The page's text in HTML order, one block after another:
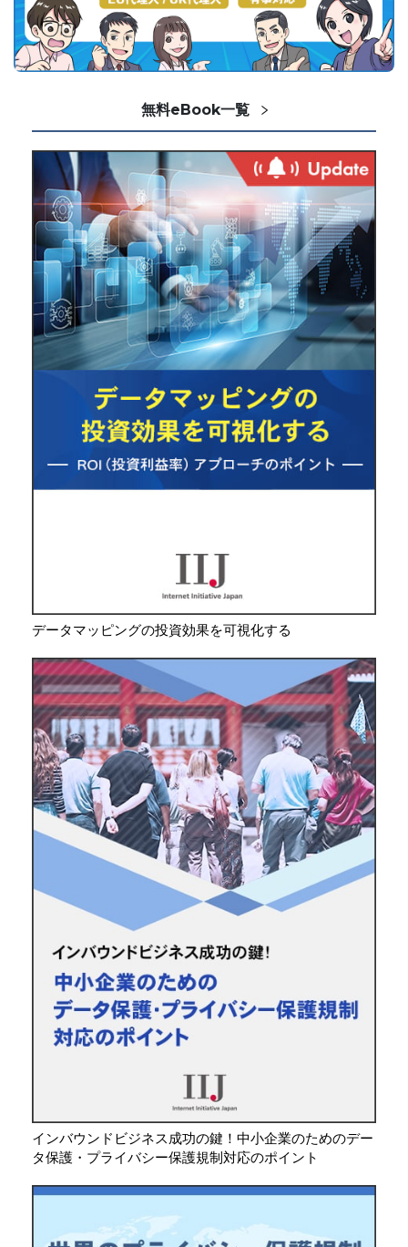
無料eBook一覧
データマッピングの投資効果を可視化する
インバウンドビジネス成功の鍵！中小企業のためのデー
タ保護・プライバシー保護規制対応のポイント